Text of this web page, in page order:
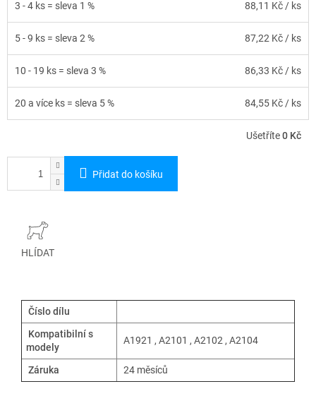
3 - 4 ks = sleva 1 % 88,11 Kč/ ks
5 - 9 ks = sleva 2 % 87,22 Kč/ ks
10 - 19 ks = sleva 3 % 86,33 Kč/ ks
20 a více ks = sleva 5 % 84,55 Kč/ ks
Ušetříte0 Kč
Přidat do košíku
HLÍDAT
Číslo dílu
Kompatibilní s
modely
A1921 , A2101 , A2102 , A2104
Záruka 24 měsíců